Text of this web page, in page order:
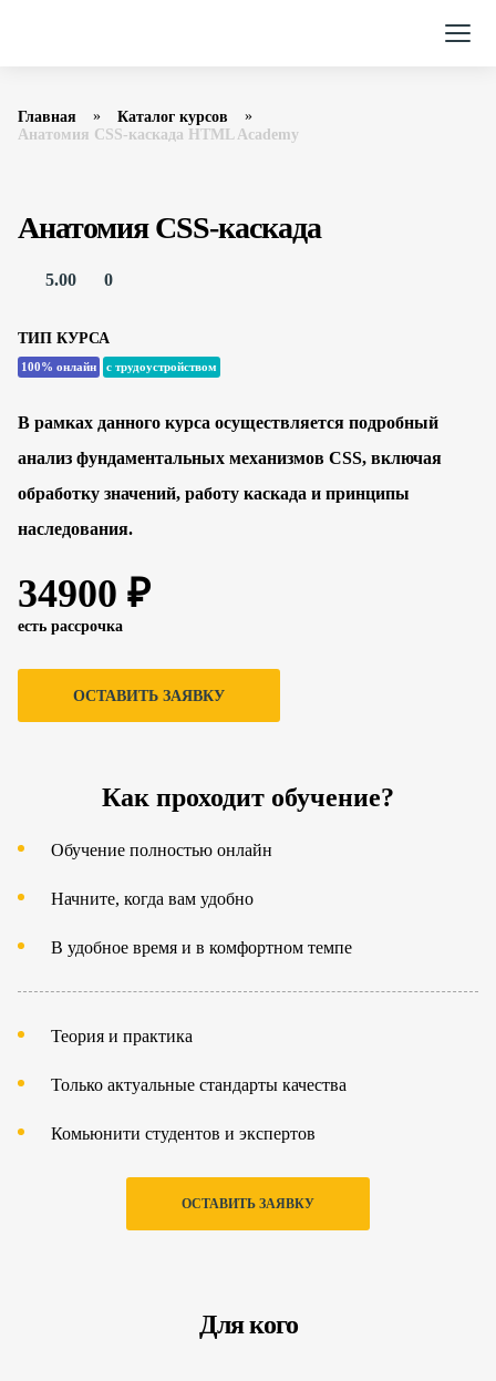
Главная
Каталог курсов
Анатомия CSS-каскада HTML Academy
Анатомия CSS-каскада
5.00 0
ТИП КУРСА
100% онлайн с трудоустройством
В рамках данного курса осуществляется подробный
анализ фундаментальных механизмов CSS, включая
обработку значений, работу каскада и принципы
наследования.
34900 ₽
есть рассрочка
ОСТАВИТЬ ЗАЯВКУ
Как проходит обучение?
Обучение полностью онлайн
Начните, когда вам удобно
В удобное время и в комфортном темпе
Теория и практика
Только актуальные стандарты качества
Комьюнити студентов и экспертов
ОСТАВИТЬ ЗАЯВКУ
Для кого